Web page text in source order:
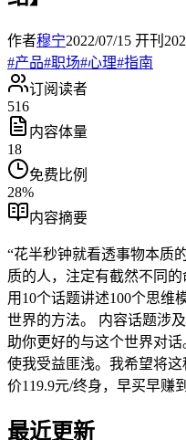
作者穆宁2022/07/15 开刊
#产品#职场#心理#指南
订阅读者
516
内容体量
18
免费比例
28%
内容摘要
“花半秒钟就看透事物本质
质的人，注定有截然不同
用10个话题讲述100个思维
世界的方法。 内容话题涉
助你更好的与这个世界对话
使我受益匪浅。我希望将
价119.9元/终身，早买早赚到
最近更新